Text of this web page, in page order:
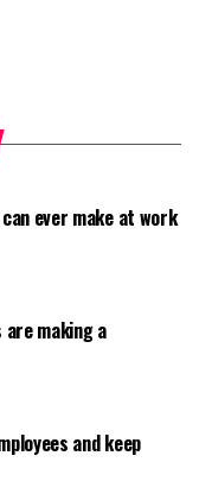
ever make at work
are making a
and keep